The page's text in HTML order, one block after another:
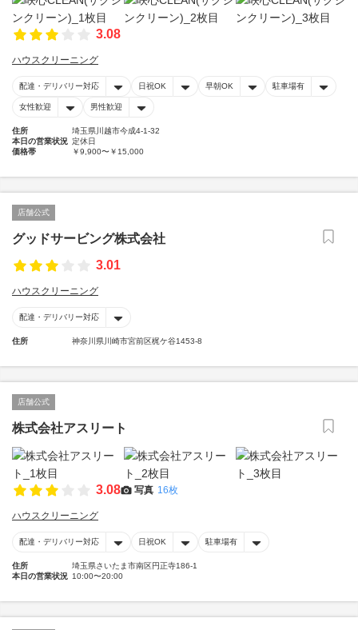
3.08
ハウスクリーニング
配達・デリバリー対応 日祝OK 早朝OK 駐車場有
女性歓迎 男性歓迎
住所
埼玉県川越市今成4-1-32
本日の営業状況 定休日
価格帯
￥9,900〜￥15,000
店舗公式
グッドサービング株式会社
3.01
ハウスクリーニング
配達・デリバリー対応
住所 神奈川県川崎市宮前区梶ケ谷1453-8
店舗公式
株式会社アスリート
3.08 写真 16枚
ハウスクリーニング
配達・デリバリー対応 日祝OK 駐車場有
住所
埼玉県さいたま市南区円正寺186-1
本日の営業状況 10:00〜20:00